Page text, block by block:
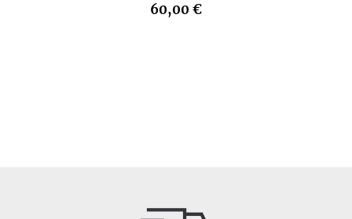
60,00 €